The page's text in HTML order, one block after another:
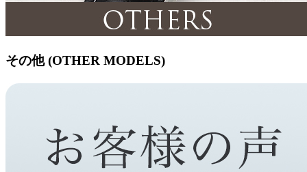
その他 (OTHER MODELS)